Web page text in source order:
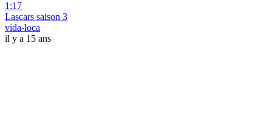
1:17
Lascars saison 3
vida-loca
il y a 15 ans